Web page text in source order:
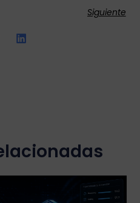
Siguiente